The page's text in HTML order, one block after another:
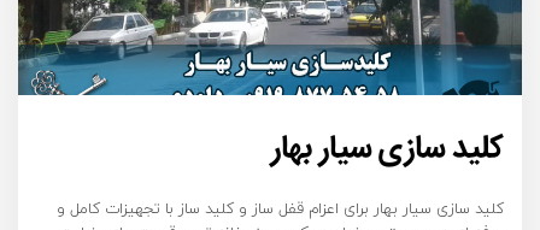
کلید سازی سیار بهار
کلید سازی سیار بهار برای اعزام قفل ساز و کلید ساز با تجهیزات کامل و